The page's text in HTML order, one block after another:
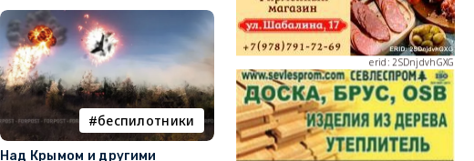
беспилотники
Над Крымом и другими
erid: 2SDnjcLUypt